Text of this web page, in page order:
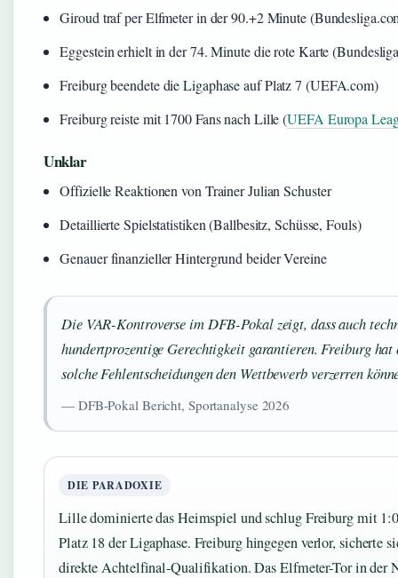
Giroud traf per Elfmeter in der 90.+2 Minute
Eggestein erhielt in der 74. Minute die rote Karte
Freiburg beendete die Ligaphase auf Platz 7 (UEFA.com)
Freiburg reiste mit 1700 Fans nach Lille (UEFA Europa
Unklar
Offizielle Reaktionen von Trainer Julian Schuster
Detaillierte Spielstatistiken (Ballbesitz, Schüsse, Fouls)
Genauer finanzieller Hintergrund beider Vereine
Die VAR-Kontroverse im DFB-Pokal zeigt, dass auch
hundertprozentige Gerechtigkeit garantieren. Freiburg
solche Fehlentscheidungen den Wettbewerb verzerren
— DFB-Pokal Bericht, Sportanalyse 2026
DIE PARADOXIE
Lille dominierte das Heimspiel und schlug Freiburg mit
Platz 18 der Ligaphase. Freiburg hingegen verlor, sicherte
direkte Achtelfinal-Qualifikation. Das Elfmeter-Tor in der